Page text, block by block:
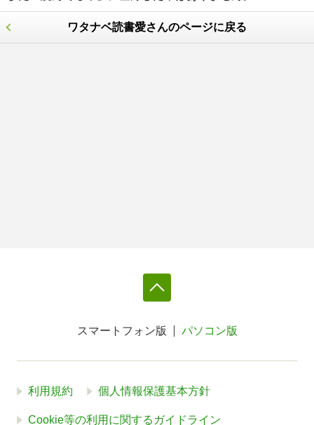
ワタナベ読書愛さんのページに戻る
スマートフォン版 パソコン版
利用規約 個人情報保護基本方針
Cookie等の利用に関するガイドライン